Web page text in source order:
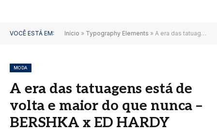
VOCÊ ESTÁ EM: Início » Typography Elements » A era das tatuagens está de volta e maior do que nunca – BERSHKA x ED HARDY
MODA
A era das tatuagens está de
volta e maior do que nunca –
BERSHKA x ED HARDY